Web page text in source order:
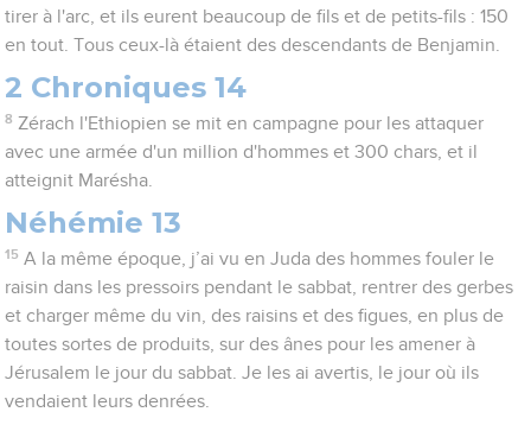
tirer à l'arc, et ils eurent beaucoup de fils et de petits-fils : 150
en tout. Tous ceux-là étaient des descendants de Benjamin.
2 Chroniques 14
8 Zérach l'Ethiopien se mit en campagne pour les attaquer
avec une armée d'un million d'hommes et 300 chars, et il
atteignit Marésha.
Néhémie 13
15 A la même époque, j’ai vu en Juda des hommes fouler le
raisin dans les pressoirs pendant le sabbat, rentrer des gerbes
et charger même du vin, des raisins et des figues, en plus de
toutes sortes de produits, sur des ânes pour les amener à
Jérusalem le jour du sabbat. Je les ai avertis, le jour où ils
vendaient leurs denrées.